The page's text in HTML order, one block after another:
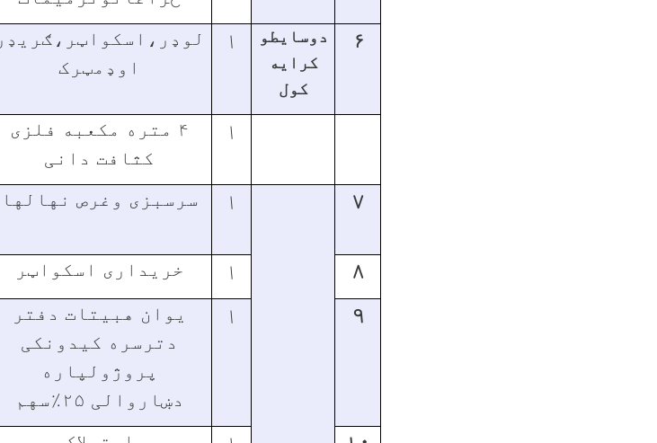
۶
دوسایطو
کرایه
کول
۱
لوډر،اسکواټر،ګریډر
اوډمټرک
۱
۴ متره مکعبه فلزی
کثافت دانی
۷ ۱ سرسبزی وغرص نهالها
۸ ۱ خریداری اسکواټر
۹ ۱
یوان هبیتات دفتر
دترسره کیدونکی
پروژولپاره
دښاروالی ۲۵٪سهم